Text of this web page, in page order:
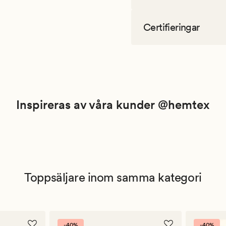
Certifieringar
Inspireras av våra kunder @hemtex
Toppsäljare inom samma kategori